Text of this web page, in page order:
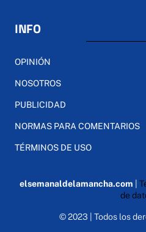
INFO
OPINIÓN
NOSOTROS
PUBLICIDAD
NORMAS PARA COMENTARIOS
TÉRMINOS DE USO
elsemanaldelamancha.com
de
© 2023 | Todos los